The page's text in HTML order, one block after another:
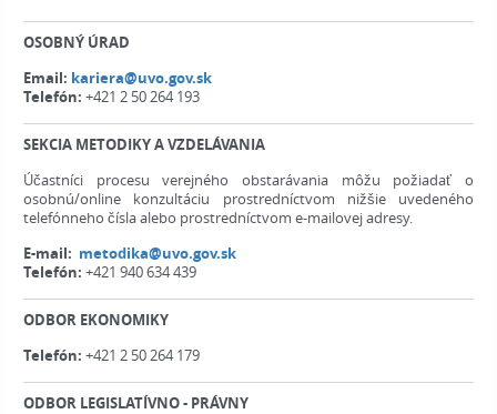
OSOBNÝ ÚRAD
Email: kariera@uvo.gov.sk
Telefón: +421 2 50 264 193
SEKCIA METODIKY A VZDELÁVANIA
Účastníci procesu verejného obstarávania môžu požiadať o
osobnú/online konzultáciu prostredníctvom nižšie uvedeného
telefónneho čísla alebo prostredníctvom e-mailovej adresy.
E-mail: metodika@uvo.gov.sk
Telefón: +421 940 634 439
ODBOR EKONOMIKY
Telefón: +421 2 50 264 179
ODBOR LEGISLATÍVNO - PRÁVNY